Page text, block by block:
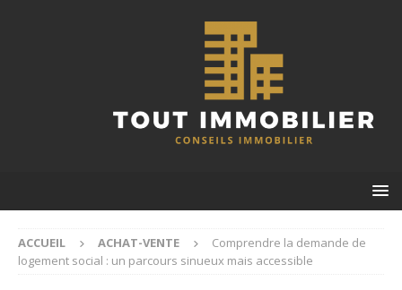
ACCUEIL ACHAT-VENTE
Comprendre la demande de
logement social : un parcours sinueux mais accessible